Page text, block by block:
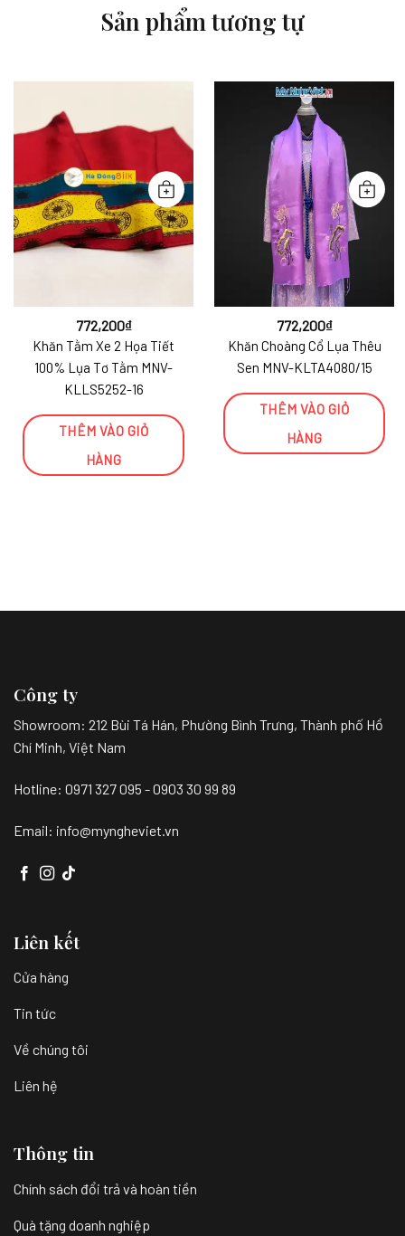
Sản phẩm tương tự
772,200₫
Khăn Tằm Xe 2 Họa Tiết
100% Lụa Tơ Tằm MNV-
KLLS5252-16
THÊM VÀO GIỎ
HÀNG
772,200₫
Khăn Choàng Cổ Lụa Thêu
Sen MNV-KLTA4080/15
THÊM VÀO GIỎ
HÀNG
Công ty
Showroom: 212 Bùi Tá Hán, Phường Bình Trưng, Thành phố Hồ
Chí Minh, Việt Nam
Hotline: 0971 327 095 - 0903 30 99 89
Email: info@myngheviet.vn
Liên kết
Cửa hàng
Tin tức
Về chúng tôi
Liên hệ
Thông tin
Chính sách đổi trả và hoàn tiền
Quà tặng doanh nghiệp